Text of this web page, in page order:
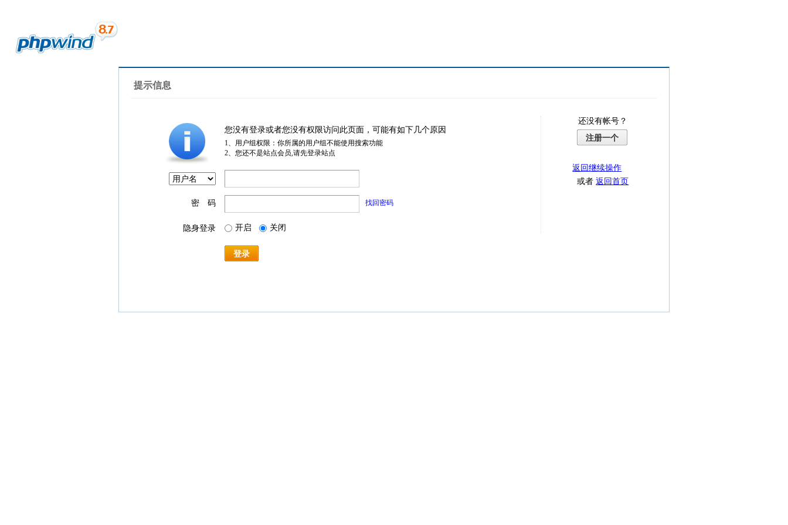
提示信息
您没有登录或者您没有权限访问此页面，可能有如下几个原因
1、用户组权限：你所属的用户组不能使用搜索功能
2、您还不是站点会员,请先登录站点
密 码 找回密码
隐身登录 开启 关闭
登录
还没有帐号？
注册一个
返回继续操作
或者返回首页